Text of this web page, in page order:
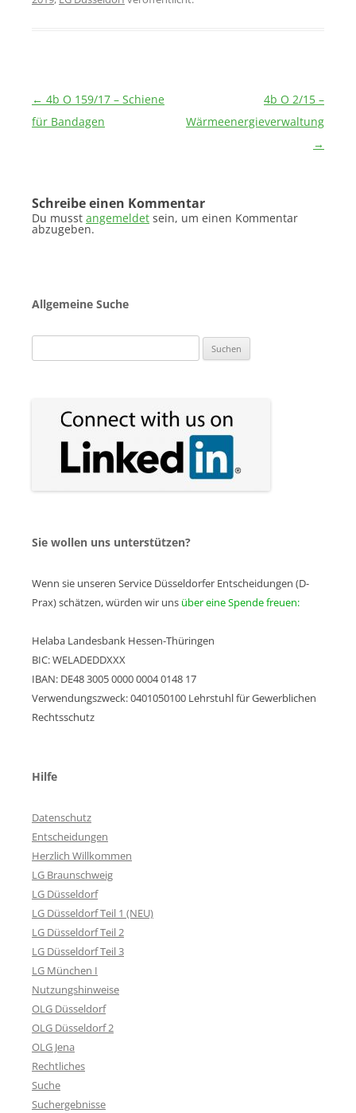
Beitragsnavigation
← 4b O 159/17 – Schiene
für Bandagen
4b O 2/15 –
Wärmeenergieverwaltung
→
Schreibe einen Kommentar
Du musst angemeldet sein, um einen Kommentar
abzugeben.
Allgemeine Suche
nach:
Sie wollen uns unterstützen?
Wenn sie unseren Service Düsseldorfer Entscheidungen (D-
Prax) schätzen, würden wir uns über eine Spende freuen:
Helaba Landesbank Hessen-Thüringen
BIC: WELADEDDXXX
IBAN: DE48 3005 0000 0004 0148 17
Verwendungszweck: 0401050100 Lehrstuhl für Gewerblichen
Rechtsschutz
Hilfe
Datenschutz
Entscheidungen
Herzlich Willkommen
LG Braunschweig
LG Düsseldorf
LG Düsseldorf Teil 1 (NEU)
LG Düsseldorf Teil 2
LG Düsseldorf Teil 3
LG München I
Nutzungshinweise
OLG Düsseldorf
OLG Düsseldorf 2
OLG Jena
Rechtliches
Suche
Suchergebnisse